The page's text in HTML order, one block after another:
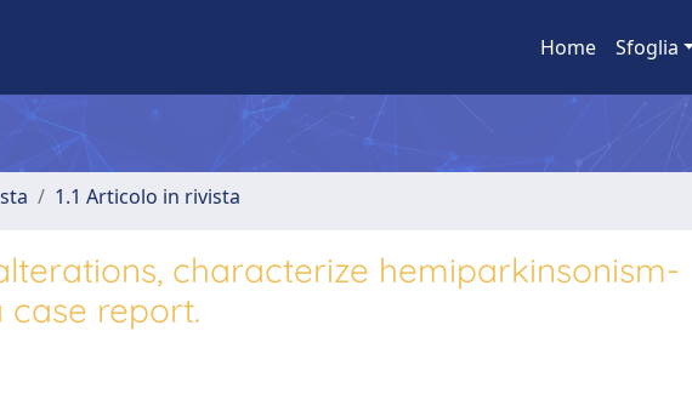
Home Sfoglia
1.1 Articolo in rivista
characterize hemiparkinsonism-
report.